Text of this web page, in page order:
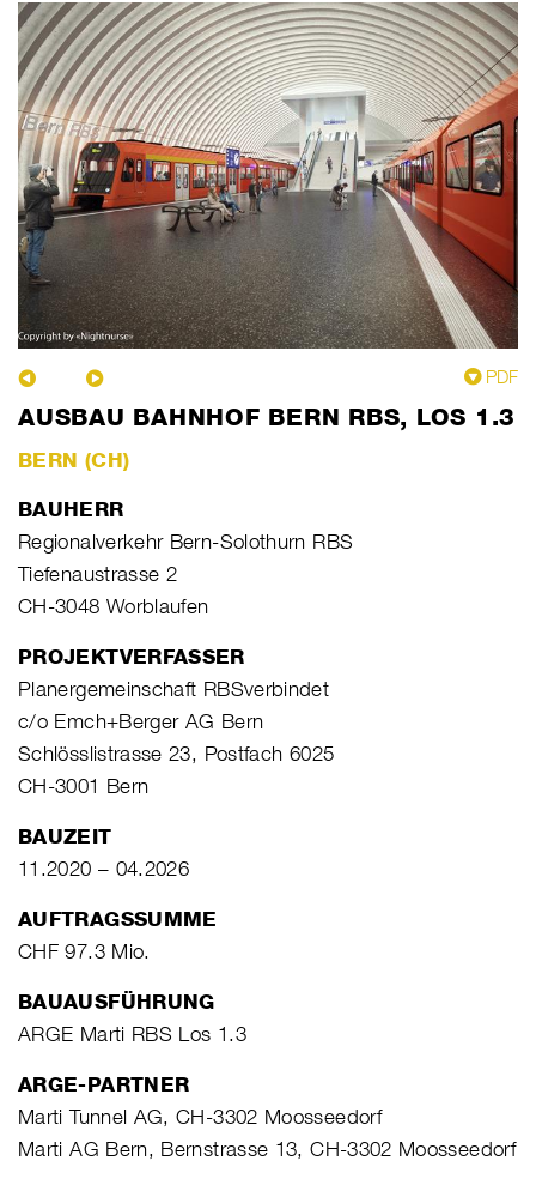
PDF
AUSBAU BAHNHOF BERN RBS, LOS 1.3
BERN (CH)
BAUHERR
Regionalverkehr Bern-Solothurn RBS
Tiefenaustrasse 2
CH-3048 Worblaufen
PROJEKTVERFASSER
Planergemeinschaft RBSverbindet
c/o Emch+Berger AG Bern
Schlösslistrasse 23, Postfach 6025
CH-3001 Bern
BAUZEIT
11.2020 – 04.2026
AUFTRAGSSUMME
CHF 97.3 Mio.
BAUAUSFÜHRUNG
ARGE Marti RBS Los 1.3
ARGE-PARTNER
Marti Tunnel AG, CH-3302 Moosseedorf
Marti AG Bern, Bernstrasse 13, CH-3302 Moosseedorf